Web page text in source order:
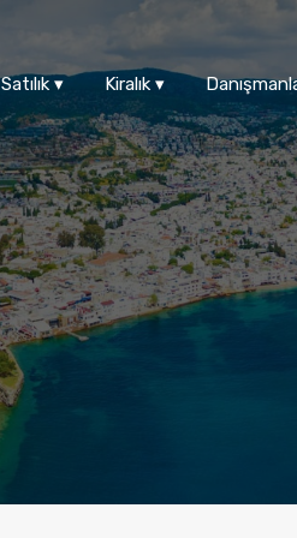
Satılık ▾ Kiralık ▾